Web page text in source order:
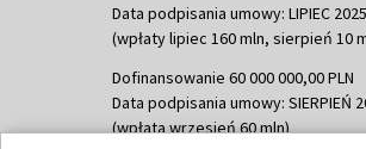
Data podpisania umowy: LIPIEC 2025
(wpłaty lipiec 160 mln, sierpień 10
Dofinansowanie 60 000 000,00 PLN
Data podpisania umowy: SIERPIEŃ
(wpłata wrzesień 60 mln)